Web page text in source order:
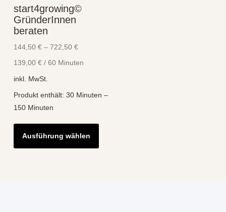
start4growing©
GründerInnen
beraten
144,50 €– 722,50 €
139,00 €/ 60 Minuten
inkl. MwSt.
Produkt enthält: 30 Minuten –
150 Minuten
Ausführung wählen
Dieses
weist